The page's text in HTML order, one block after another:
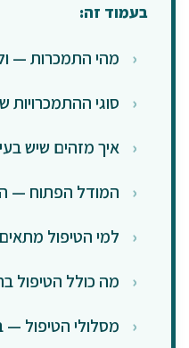
בעמוד זה:
מהי התמכרות —
סוגי
איך מזהים שיש
המודל הפתוח —
למי הטיפול מתאים
מה כולל הטיפול
מסלולי הטיפול